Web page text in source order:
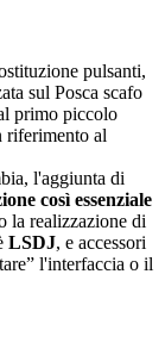
pulsanti,
sul Posca scafo
primo piccolo
riferimento al
l'aggiunta di
così essenziale
la realizzazione di
LSDJ, e accessori
l'interfaccia o il